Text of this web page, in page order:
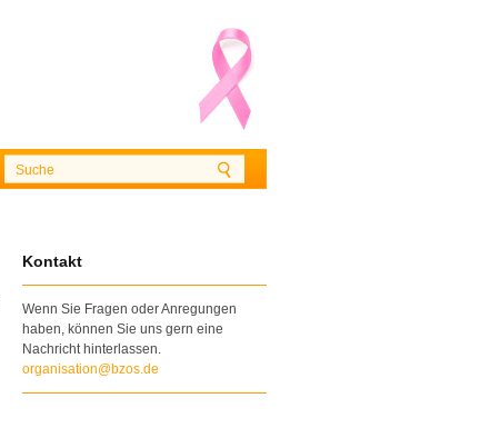
Kontakt
Wenn Sie Fragen oder Anregungen
haben, können Sie uns gern eine
Nachricht hinterlassen.
organisation@bzos.de